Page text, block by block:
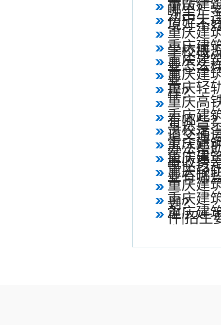
哪里？
重庆建
境好不
初中生
重庆建
学校概
重庆建
业怎么
重庆建
业
重庆建
样？
重庆轻
重庆高
有哪些
重庆建
道交通
贵校是
办法帮
重庆建
概收费
重庆建
业有哪
重庆轻
重庆建
划？
重庆建
件|招生
重庆建